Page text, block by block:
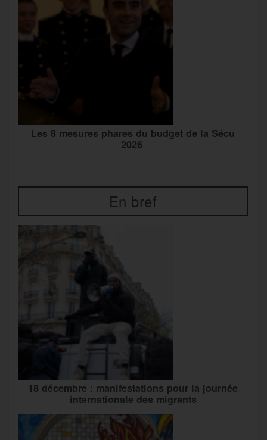
Les 8 mesures phares du budget de la Sécu
2026
En bref
18 décembre : manifestations pour la journée
internationale des migrants